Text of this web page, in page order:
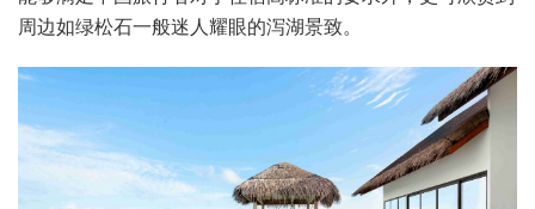
周边如绿松石一般迷人耀眼的泻湖景致。